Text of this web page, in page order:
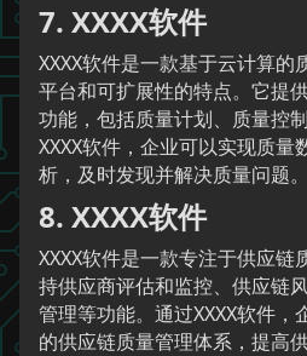
7. XXXX软件
XXXX软件是一款基于云计算的
平台和可扩展性的特点。它提
功能，包括质量计划、质量控
XXXX软件，企业可以实现质量
析，及时发现并解决质量问题。
8. XXXX软件
XXXX软件是一款专注于供应链
持供应商评估和监控、供应链
管理等功能。通过XXXX软件
的供应链质量管理体系，提高